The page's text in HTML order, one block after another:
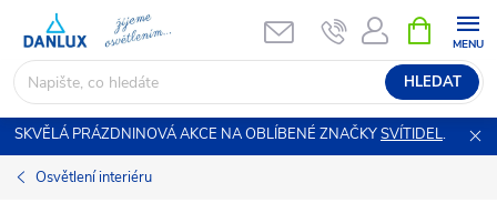
obsah
HLEDAT
NÁKUPNÍ
KOŠÍK
SKVĚLÁ PRÁZDNINOVÁ AKCE NA OBLÍBENÉ ZNAČKYSVÍTIDEL.
Osvětlení interiéru